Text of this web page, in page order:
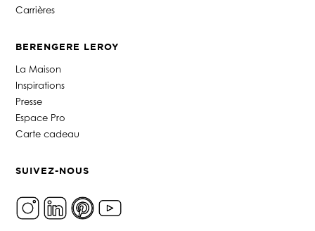
Carrières
BERENGERE LEROY
La Maison
Inspirations
Presse
Espace Pro
Carte cadeau
SUIVEZ-NOUS